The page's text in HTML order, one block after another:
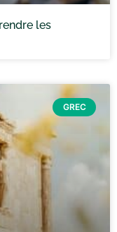
les
GREC